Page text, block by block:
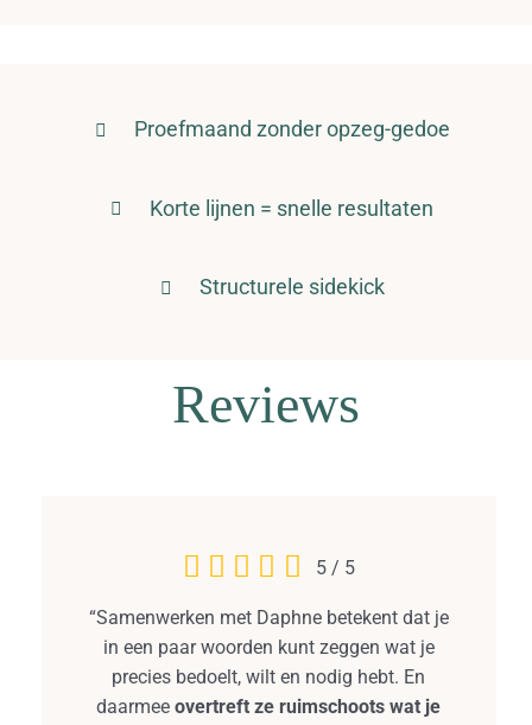
Proefmaand zonder opzeg-gedoe
Korte lijnen = snelle resultaten
Structurele sidekick
Reviews
5 / 5
“Samenwerken met Daphne betekent dat je
in een paar woorden kunt zeggen wat je
precies bedoelt, wilt en nodig hebt. En
daarmeeovertreft ze ruimschoots wat je